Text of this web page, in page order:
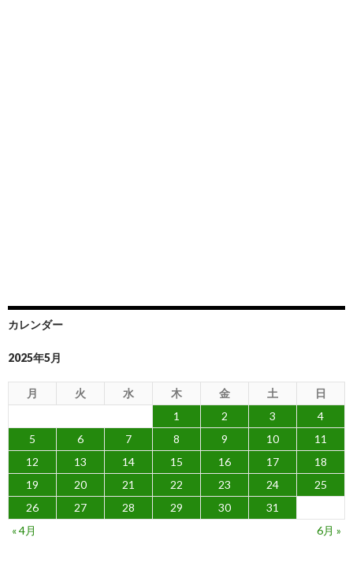
カレンダー
2025年5月
月 火 水 木 金 土
日
1
2 3
4
5
6 7 8 9 10
11
12
13 14 15 16 17
18
19
20 21 22 23 24
25
26
27 28 29 30
31
« 4月
6月 »